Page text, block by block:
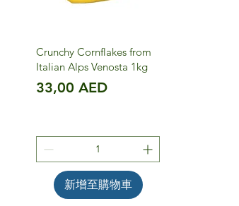
Crunchy Cornflakes from
Italian Alps Venosta 1kg
價格
33,00 AED
新增至購物車